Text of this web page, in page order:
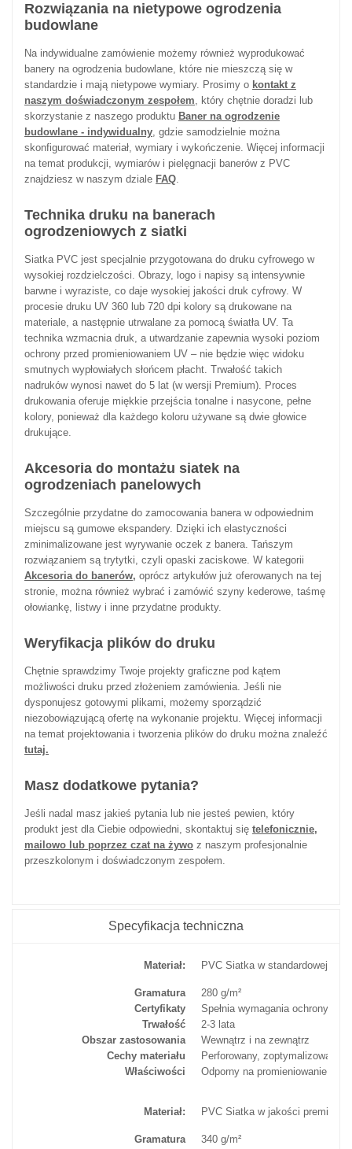
Rozwiązania na nietypowe ogrodzenia
budowlane
Na indywidualne zamówienie możemy również wyprodukować
banery na ogrodzenia budowlane, które nie mieszczą się w
standardzie i mają nietypowe wymiary. Prosimy o kontakt z
naszym doświadczonym zespołem, który chętnie doradzi lub
skorzystanie z naszego produktu Baner na ogrodzenie
budowlane - indywidualny, gdzie samodzielnie można
skonfigurować materiał, wymiary i wykończenie. Więcej informacji
na temat produkcji, wymiarów i pielęgnacji banerów z PVC
znajdziesz w naszym dziale FAQ.
Technika druku na banerach
ogrodzeniowych z siatki
Siatka PVC jest specjalnie przygotowana do druku cyfrowego w
wysokiej rozdzielczości. Obrazy, logo i napisy są intensywnie
barwne i wyraziste, co daje wysokiej jakości druk cyfrowy. W
procesie druku UV 360 lub 720 dpi kolory są drukowane na
materiale, a następnie utrwalane za pomocą światła UV. Ta
technika wzmacnia druk, a utwardzanie zapewnia wysoki poziom
ochrony przed promieniowaniem UV – nie będzie więc widoku
smutnych wypłowiałych słońcem płacht. Trwałość takich
nadruków wynosi nawet do 5 lat (w wersji Premium). Proces
drukowania oferuje miękkie przejścia tonalne i nasycone, pełne
kolory, ponieważ dla każdego koloru używane są dwie głowice
drukujące.
Akcesoria do montażu siatek na
ogrodzeniach panelowych
Szczególnie przydatne do zamocowania banera w odpowiednim
miejscu są gumowe ekspandery. Dzięki ich elastyczności
zminimalizowane jest wyrywanie oczek z banera. Tańszym
rozwiązaniem są trytytki, czyli opaski zaciskowe. W kategorii
Akcesoria do banerów, oprócz artykułów już oferowanych na tej
stronie, można również wybrać i zamówić szyny kederowe, taśmę
ołowiankę, listwy i inne przydatne produkty.
Weryfikacja plików do druku
Chętnie sprawdzimy Twoje projekty graficzne pod kątem
możliwości druku przed złożeniem zamówienia. Jeśli nie
dysponujesz gotowymi plikami, możemy sporządzić
niezobowiązującą ofertę na wykonanie projektu. Więcej informacji
na temat projektowania i tworzenia plików do druku można znaleźć
tutaj.
Masz dodatkowe pytania?
Jeśli nadal masz jakieś pytania lub nie jesteś pewien, który
produkt jest dla Ciebie odpowiedni, skontaktuj się telefonicznie,
mailowo lub poprzez czat na żywo z naszym profesjonalnie
przeszkolonym i doświadczonym zespołem.
Specyfikacja techniczna
Materiał:
Gramatura
Certyfikaty
Trwałość
Obszar zastosowania
Cechy materiału
Właściwości
PVC Siatka w standardowej
280 g/m²
Spełnia wymagania ochrony
2-3 lata
Wewnątrz i na zewnątrz
Perforowany, zoptymalizowany
Odporny na promieniowanie UV
Materiał:
Gramatura
PVC Siatka w jakości premium
340 g/m²